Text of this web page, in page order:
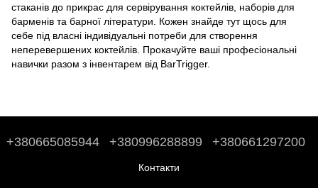
стаканів до прикрас для сервірування коктейлів наборів для
барменів та барної літератури . Кожен знайде тут щось для
себе під власні індивідуальні потреби для створення
неперевершених коктейлів. Прокачуйте ваші професіональні
навички разом з інвентарем від BarTrigger.
+380665085944 +380996288899 +380661297200
Контакти